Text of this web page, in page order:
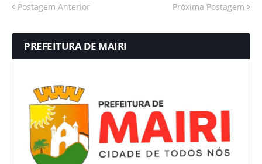
Postagem Anterior Próxima Postagem
PREFEITURA DE MAIRI